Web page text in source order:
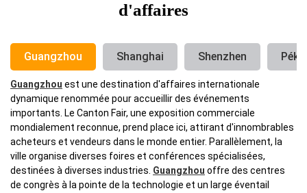
d'affaires
Guangzhou Shanghai Shenzhen Pékin
Guangzhou est une destination d'affaires internationale
dynamique renommée pour accueillir des événements
importants. Le Canton Fair, une exposition commerciale
mondialement reconnue, prend place ici, attirant d'innombrables
acheteurs et vendeurs dans le monde entier. Parallèlement, la
ville organise diverses foires et conférences spécialisées,
destinées à diverses industries. Guangzhou offre des centres
de congrès à la pointe de la technologie et un large éventail